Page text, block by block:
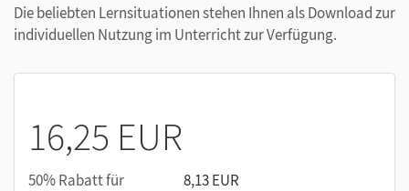
Die beliebten Lernsituationen stehen Ihnen als Download zur
individuellen Nutzung im Unterricht zur Verfügung.
16,25 EUR
50% Rabatt für
8,13 EUR